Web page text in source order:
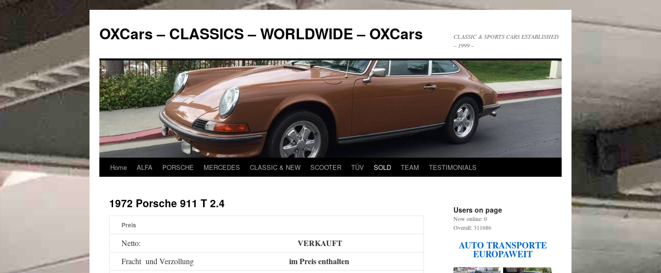
content
OXCars – CLASSICS – WORLDWIDE – OXCars
CLASSIC & SPORTS CARS ESTABLISHED
– 1999 –
Home ALFA PORSCHE MERCEDES CLASSIC & NEW SCOOTER TÜV SOLD TEAM TESTIMONIALS
1972 Porsche 911 T 2.4
Preis
Netto: VERKAUFT
Fracht und Verzollung im Preis enthalten
Users on page
Now online: 0
Overall: 311686
AUTO TRANSPORTE
EUROPAWEIT